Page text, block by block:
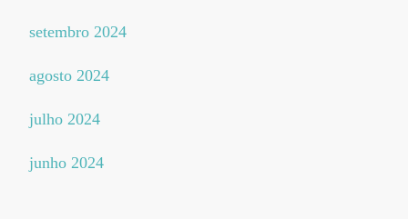
setembro 2024
agosto 2024
julho 2024
junho 2024